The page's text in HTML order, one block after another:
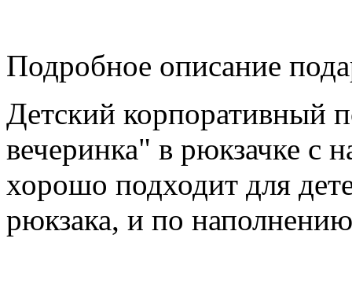
Подробное описание
Детский корпоративный
вечеринка" в рюкзачке с
хорошо подходит для
рюкзака, и по